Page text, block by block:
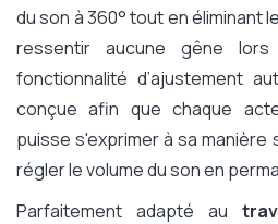
du son à 360° tout en éliminant
ressentir aucune gêne
fonctionnalité d’ajustement
conçue afin que chaque
puisse s'exprimer à sa
régler le volume du son en
Parfaitement adapté au